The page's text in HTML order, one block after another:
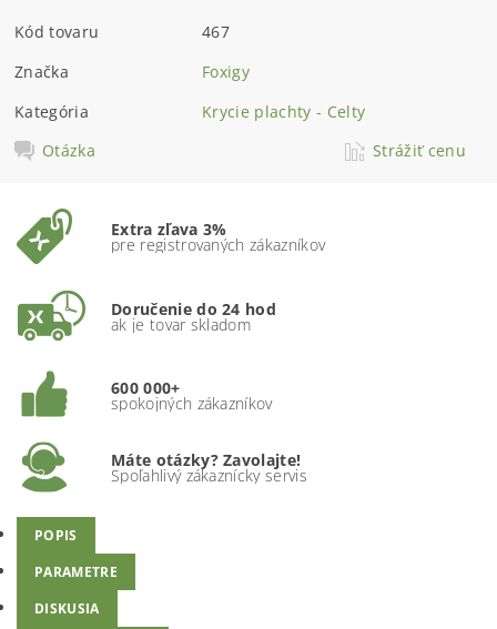
Kód tovaru
467
Značka
Foxigy
Kategória
Krycie plachty - Celty
Otázka
Strážiť cenu
Extra zľava 3%
pre registrovaných zákazníkov
Doručenie do 24 hod
ak je tovar skladom
600 000+
spokojných zákazníkov
Máte otázky? Zavolajte!
Spoľahlivý zákaznícky servis
POPIS
PARAMETRE
DISKUSIA